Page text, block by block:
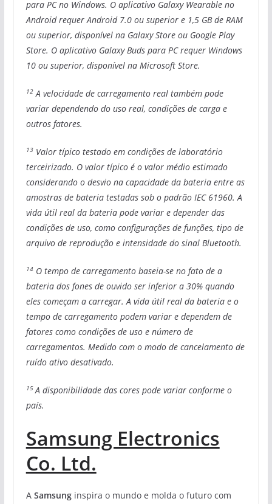
para PC no Windows. O aplicativo Galaxy Wearable no
Android requer Android 7.0 ou superior e 1,5 GB de RAM
ou superior, disponível na Galaxy Store ou Google Play
Store. O aplicativo Galaxy Buds para PC requer Windows
10 ou superior, disponível na Microsoft Store.
12 A velocidade de carregamento real também pode
variar dependendo do uso real, condições de carga e
outros fatores.
13Valor típico testado em condições de laboratório
terceirizado. O valor típico é o valor médio estimado
considerando o desvio na capacidade da bateria entre as
amostras de bateria testadas sob o padrão IEC 61960. A
vida útil real da bateria pode variar e depender das
condições de uso, como configurações de funções, tipo de
arquivo de reprodução e intensidade do sinal Bluetooth.
14 O tempo de carregamento baseia-se no fato de a
bateria dos fones de ouvido ser inferior a 30% quando
eles começam a carregar. A vida útil real da bateria e o
tempo de carregamento podem variar e dependem de
fatores como condições de uso e número de
carregamentos. Medido com o modo de cancelamento de
ruído ativo desativado.
15A disponibilidade das cores pode variar conforme o
país.
Samsung Electronics
Co. Ltd.
ASamsung inspira o mundo e molda o futuro com